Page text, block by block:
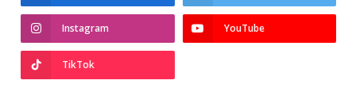
Instagram YouTube
TikTok